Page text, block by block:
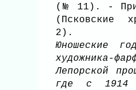
(№ 11). -
(Псковские
2).
Юношеские
художника-
Лепорской
где с 1914